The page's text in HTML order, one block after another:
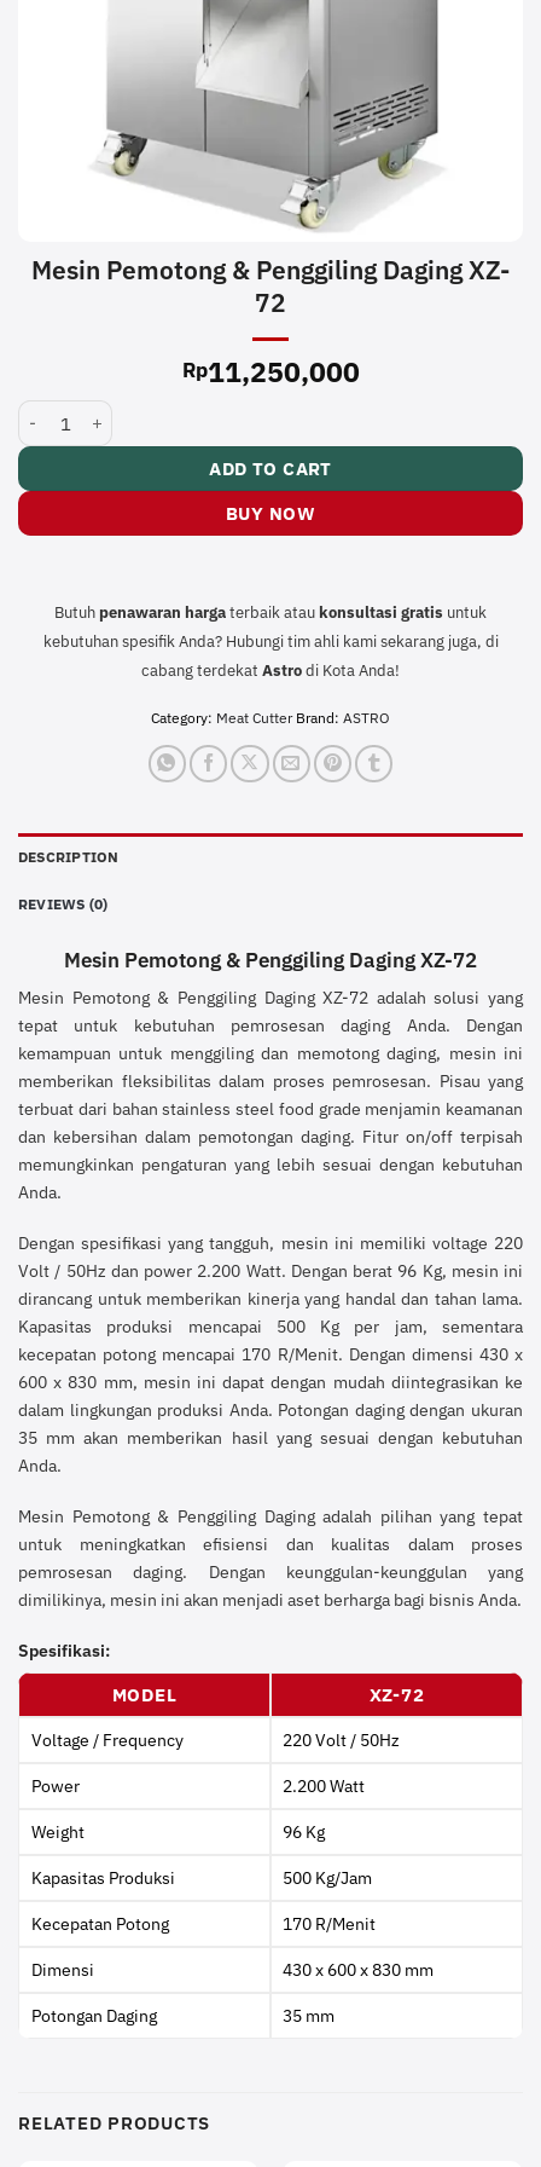
Mesin Pemotong & Penggiling Daging XZ-
72
Rp11,250,000
Mesin Pemotong & Penggiling Daging XZ-72 quantity
ADD TO CART
BUY NOW
Butuh penawaran hargaterbaik atau konsultasi gratis untuk
kebutuhan spesifik Anda? Hubungi tim ahli kami sekarang juga, di
cabang terdekat Astrodi Kota Anda!
Category: Meat Cutter Brand: ASTRO
DESCRIPTION
REVIEWS (0)
Mesin Pemotong & Penggiling Daging XZ-72
Mesin Pemotong & Penggiling Daging XZ-72 adalah solusi yang
tepat untuk kebutuhan pemrosesan daging Anda. Dengan
kemampuan untuk menggiling dan memotong daging, mesin ini
memberikan fleksibilitas dalam proses pemrosesan. Pisau yang
terbuat dari bahan stainless steel food grade menjamin keamanan
dan kebersihan dalam pemotongan daging. Fitur on/off terpisah
memungkinkan pengaturan yang lebih sesuai dengan kebutuhan
Anda.
Dengan spesifikasi yang tangguh, mesin ini memiliki voltage 220
Volt / 50Hz dan power 2.200 Watt. Dengan berat 96 Kg, mesin ini
dirancang untuk memberikan kinerja yang handal dan tahan lama.
Kapasitas produksi mencapai 500 Kg per jam, sementara
kecepatan potong mencapai 170 R/Menit. Dengan dimensi 430 x
600 x 830 mm, mesin ini dapat dengan mudah diintegrasikan ke
dalam lingkungan produksi Anda. Potongan daging dengan ukuran
35 mm akan memberikan hasil yang sesuai dengan kebutuhan
Anda.
Mesin Pemotong & Penggiling Daging adalah pilihan yang tepat
untuk meningkatkan efisiensi dan kualitas dalam proses
pemrosesan daging. Dengan keunggulan-keunggulan yang
dimilikinya, mesin ini akan menjadi aset berharga bagi bisnis Anda.
Spesifikasi:
MODEL
XZ-72
Voltage / Frequency 220 Volt / 50Hz
Power 2.200 Watt
Weight 96 Kg
Kapasitas Produksi 500 Kg/Jam
Kecepatan Potong 170 R/Menit
Dimensi 430 x 600 x 830 mm
Potongan Daging 35 mm
RELATED PRODUCTS